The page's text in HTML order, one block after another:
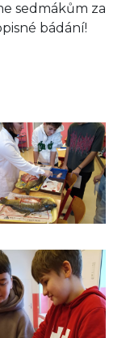
sedmákům za
bádání!